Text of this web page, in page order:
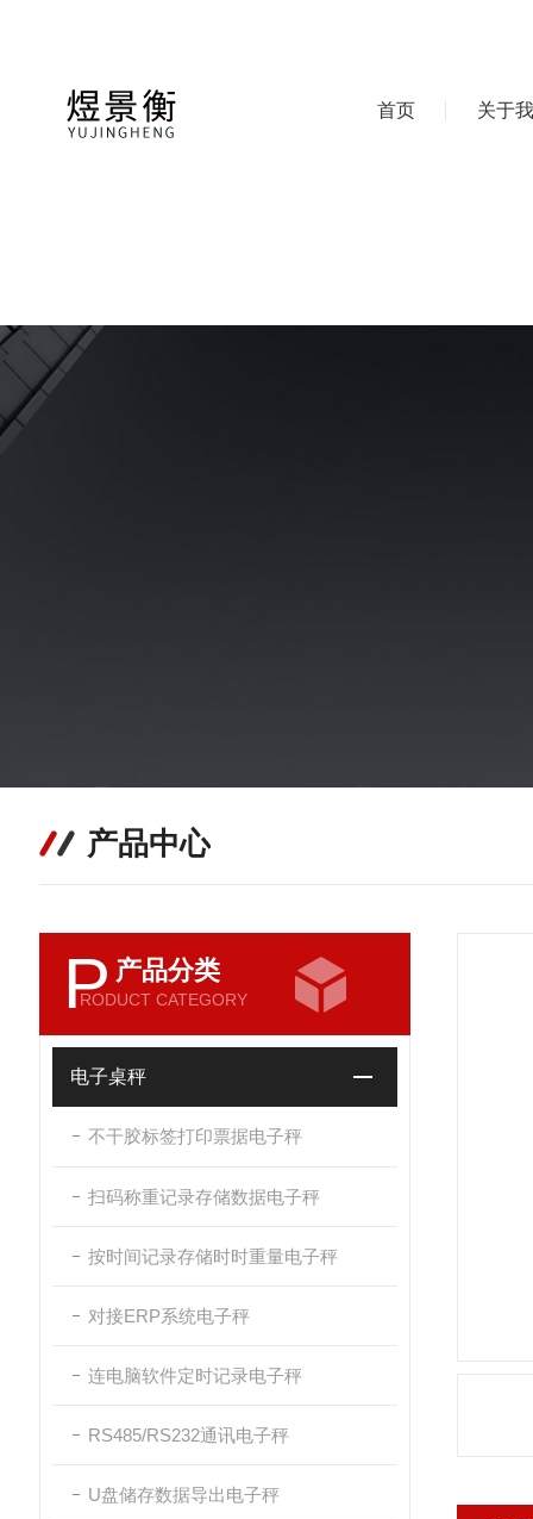
首页 关于
产品中心
P 产品分类
RODUCT CATEGORY
电子桌秤
不干胶标签打印票据电子秤
扫码称重记录存储数据电子秤
按时间记录存储时时重量电子秤
对接ERP系统电子秤
连电脑软件定时记录电子秤
RS485/RS232通讯电子秤
U盘储存数据导出电子秤